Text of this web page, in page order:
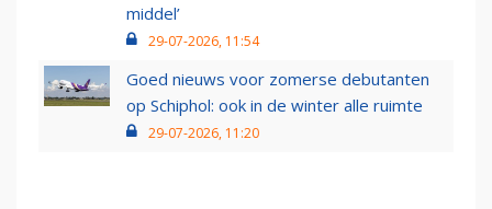
middel’
29-07-2026, 11:54
Goed nieuws voor zomerse debutanten
op Schiphol: ook in de winter alle ruimte
29-07-2026, 11:20